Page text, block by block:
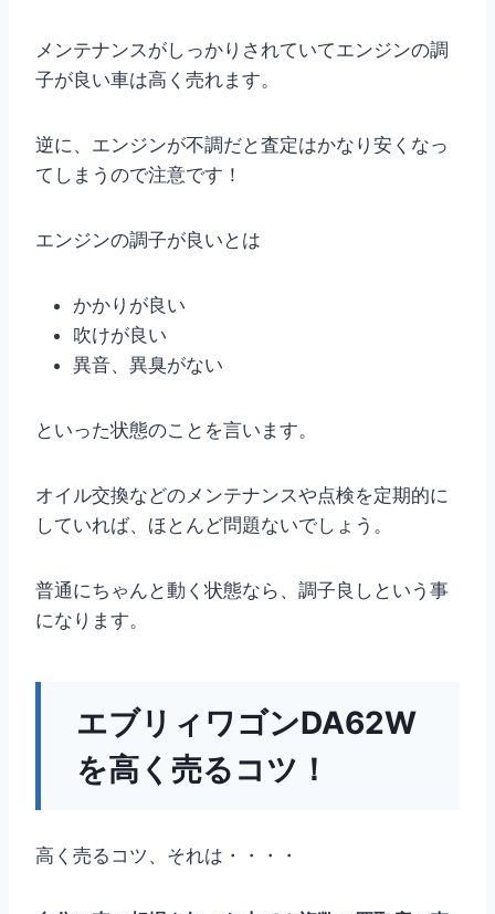
メンテナンスがしっかりされていてエンジンの調
子が良い車は高く売れます。
逆に、エンジンが不調だと査定はかなり安くなっ
てしまうので注意です！
エンジンの調子が良いとは
かかりが良い
吹けが良い
異音、異臭がない
といった状態のことを言います。
オイル交換などのメンテナンスや点検を定期的に
していれば、ほとんど問題ないでしょう。
普通にちゃんと動く状態なら、調子良しという事
になります。
エブリィワゴンDA62W
を高く売るコツ！
高く売るコツ、それは・・・・